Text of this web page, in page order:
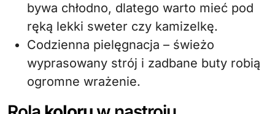
bywa chłodno, dlatego warto mieć pod
ręką lekki sweter czy kamizelkę.
Codzienna pielęgnacja – świeżo
wyprasowany strój i zadbane buty robią
ogromne wrażenie.